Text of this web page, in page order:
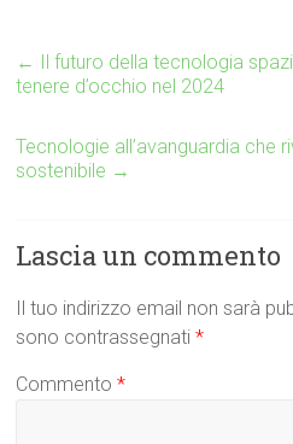
← Il futuro della tecnologia
tenere d’occhio nel 2024
Tecnologie all’avanguardia che
sostenibile →
Lascia un commento
Il tuo indirizzo email non sarà
sono contrassegnati*
Commento*